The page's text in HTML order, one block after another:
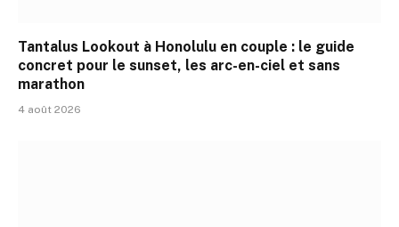
Tantalus Lookout à Honolulu en couple : le guide
concret pour le sunset, les arc-en-ciel et sans
marathon
4 août 2026